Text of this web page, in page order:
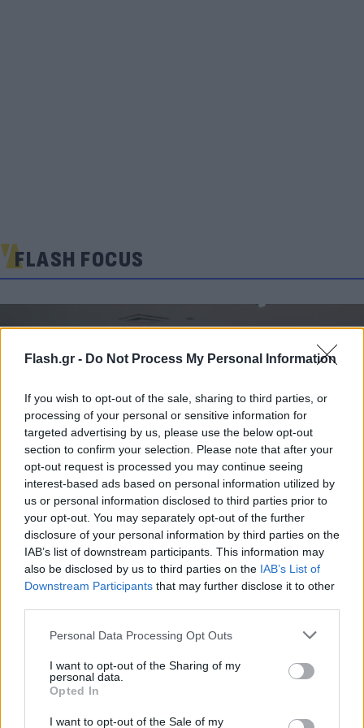
Flash.gr - Do Not Process My Personal Information
If you wish to opt-out of the sale, sharing to third parties, or
processing of your personal or sensitive information for
targeted advertising by us, please use the below opt-out
section to confirm your selection. Please note that after your
opt-out request is processed you may continue seeing
interest-based ads based on personal information utilized by
us or personal information disclosed to third parties prior to
your opt-out. You may separately opt-out of the further
disclosure of your personal information by third parties on the
IAB’s list of downstream participants. This information may
also be disclosed by us to third parties on the IAB’s List of
Downstream Participants that may further disclose it to other
Please note that this website/app uses one or more Google
not limited to your visit or usage behaviour. You may click to
grant or deny consent to Google and its third-party tags to
use your data for below specified purposes in below Google
consent section.
Personal Data Processing Opt Outs
I want to opt-out of the Sharing of my
personal data.
Opted In
I want to opt-out of the Sale of my
FLASH FOCUS
Σε επιφυλακή ο κρατικός μηχανισμός για
νέο κύμα ισχυρών ανέμων - Συνεδρίασε η
Επιτροπή Κινδύνου